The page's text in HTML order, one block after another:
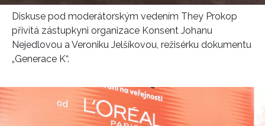
Diskuse pod moderátorským vedením They Prokop
přivítá zástupkyni organizace Konsent Johanu
Nejedlovou a Veroniku Jelšíkovou, režisérku dokumentu
„Generace K“.